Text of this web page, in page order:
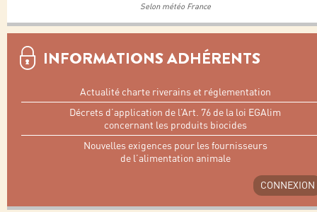
Selon météo France
INFORMATIONS ADHÉRENTS
Actualité charte riverains et réglementation
Décrets d’application de l’Art. 76 de la loi EGAlim
concernant les produits biocides
Nouvelles exigences pour les fournisseurs
de l’alimentation animale
CONNEXION